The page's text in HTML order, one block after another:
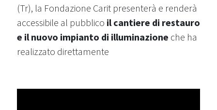
(Tr), la Fondazione Carit presenterà e renderà
accessibile al pubblico il cantiere di restauro
e il nuovo impianto di illuminazione che ha
realizzato direttamente